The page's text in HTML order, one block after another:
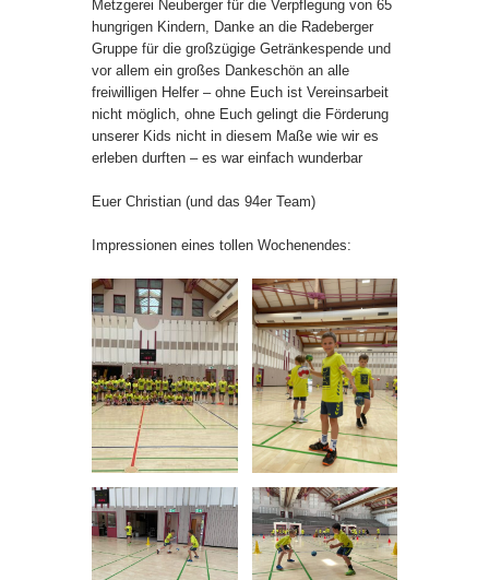
Metzgerei Neuberger für die Verpflegung von 65
hungrigen Kindern, Danke an die Radeberger
Gruppe für die großzügige Getränkespende und
vor allem ein großes Dankeschön an alle
freiwilligen Helfer – ohne Euch ist Vereinsarbeit
nicht möglich, ohne Euch gelingt die Förderung
unserer Kids nicht in diesem Maße wie wir es
erleben durften – es war einfach wunderbar
Euer Christian (und das 94er Team)
Impressionen eines tollen Wochenendes: